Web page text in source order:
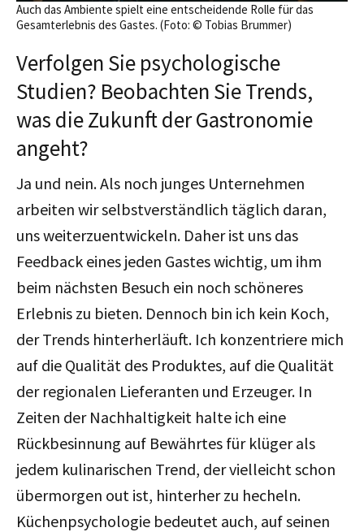
Auch das Ambiente spielt eine entscheidende Rolle für das
Gesamterlebnis des Gastes. (Foto: © Tobias Brummer)
Verfolgen Sie psychologische
Studien? Beobachten Sie Trends,
was die Zukunft der Gastronomie
angeht?
Ja und nein. Als noch junges Unternehmen
arbeiten wir selbstverständlich täglich daran,
uns weiterzuentwickeln. Daher ist uns das
Feedback eines jeden Gastes wichtig, um ihm
beim nächsten Besuch ein noch schöneres
Erlebnis zu bieten. Dennoch bin ich kein Koch,
der Trends hinterherläuft. Ich konzentriere mich
auf die Qualität des Produktes, auf die Qualität
der regionalen Lieferanten und Erzeuger. In
Zeiten der Nachhaltigkeit halte ich eine
Rückbesinnung auf Bewährtes für klüger als
jedem kulinarischen Trend, der vielleicht schon
übermorgen out ist, hinterher zu hecheln.
Küchenpsychologie bedeutet auch, auf seinen